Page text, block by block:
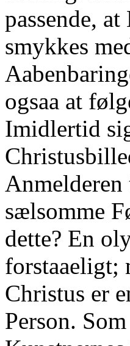
passende,
smykkes
ogsaa at
Imidlertid
Anmelderen
sælsomme
dette? En
forstaaeligt;
Christus er
Person.